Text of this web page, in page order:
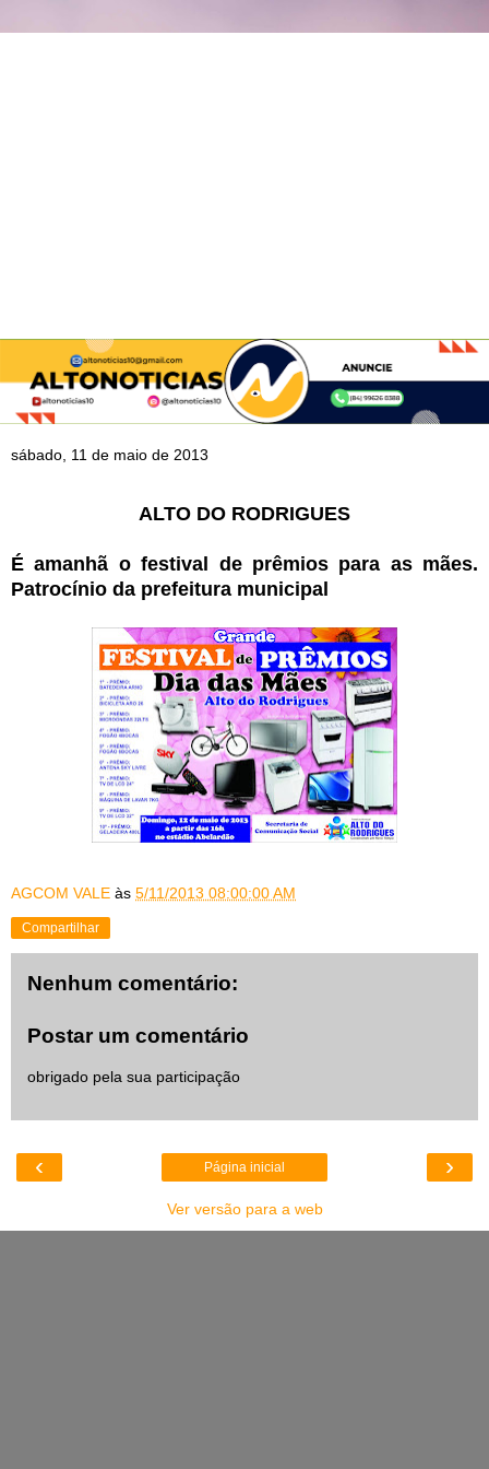
sábado, 11 de maio de 2013
ALTO DO RODRIGUES
É amanhã o festival de prêmios para as mães.
Patrocínio da prefeitura municipal
AGCOM VALE às 5/11/2013 08:00:00 AM
Compartilhar
Nenhum comentário:
Postar um comentário
obrigado pela sua participação
‹ ›
Página inicial
Ver versão para a web